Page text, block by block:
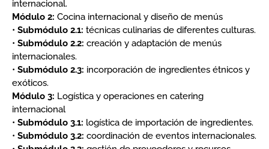
internacional.
Módulo 2: Cocina internacional y diseño de menús
• Submódulo 2.1: técnicas culinarias de diferentes culturas.
• Submódulo 2.2: creación y adaptación de menús
internacionales.
• Submódulo 2.3: incorporación de ingredientes étnicos y
exóticos.
Módulo 3: Logística y operaciones en catering
internacional
• Submódulo 3.1: logística de importación de ingredientes.
• Submódulo 3.2: coordinación de eventos internacionales.